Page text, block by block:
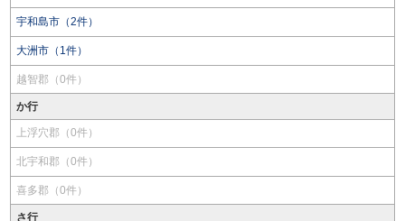
宇和島市（2件）
大洲市（1件）
越智郡（0件）
か行
上浮穴郡（0件）
北宇和郡（0件）
喜多郡（0件）
さ行